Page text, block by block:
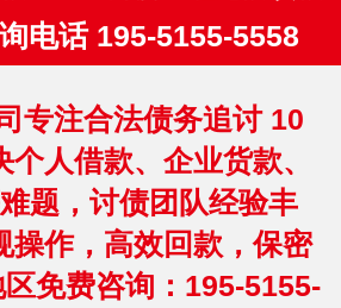
电话 195-5155-5558
专注合法债务追讨 10
人借款、企业货款、
题，讨债团队经验丰
操作，高效回款，保密
免费咨询：195-5155-